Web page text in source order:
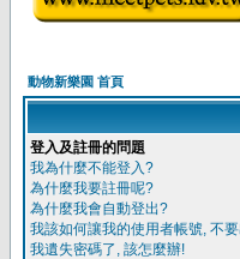
動物新樂園 首頁
登入及註冊的問題
我為什麼不能登入?
為什麼我要註冊呢?
為什麼我會自動登出?
我該如何讓我的使用者帳號, 不
我遺失密碼了, 該怎麼辦!